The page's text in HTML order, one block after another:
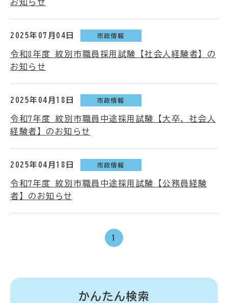
お知らせ
2025年07月04日 市政情報
令和8年度 紋別市職員採用試験【社会人経験者】の
お知らせ
2025年04月18日 市政情報
令和7年度 紋別市職員中途採用試験【大卒、社会人
経験者】のお知らせ
2025年04月18日 市政情報
令和7年度 紋別市職員中途採用試験【公務員経験
者】のお知らせ
1
かんたん検索